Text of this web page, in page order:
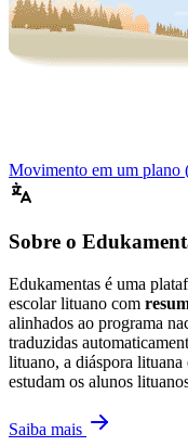
Movimento em um plano
Sobre o
Edukamentas é uma
escolar lituano com
alinhados ao programa
traduzidas
lituano, a diáspora lituana
estudam os alunos
Saiba mais